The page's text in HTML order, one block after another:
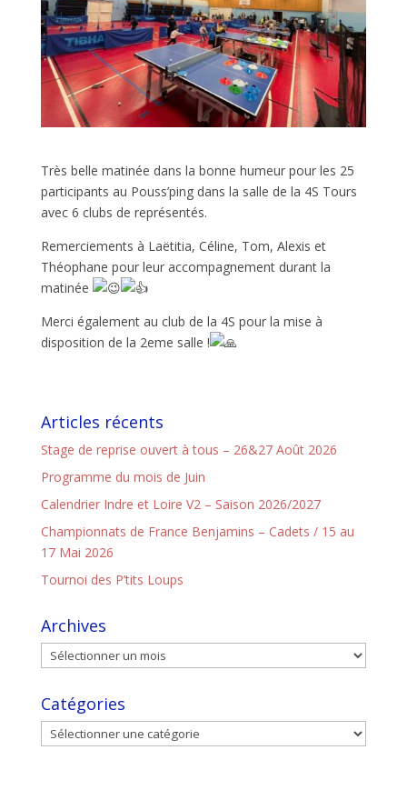
Très belle matinée dans la bonne humeur pour les 25
participants au Pouss’ping dans la salle de la 4S Tours
avec 6 clubs de représentés.
Remerciements à Laëtitia, Céline, Tom, Alexis et
Théophane pour leur accompagnement durant la
matinée
Merci également au club de la 4S pour la mise à
disposition de la 2eme salle !
Articles récents
Stage de reprise ouvert à tous – 26&27 Août 2026
Programme du mois de Juin
Calendrier Indre et Loire V2 – Saison 2026/2027
Championnats de France Benjamins – Cadets / 15 au
17 Mai 2026
Tournoi des P’tits Loups
Archives
Catégories